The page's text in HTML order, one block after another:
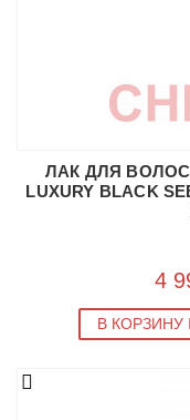
ЛАК ДЛЯ
LUXURY BLACK
4
В КОРЗИНУ